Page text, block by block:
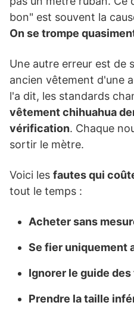
bon" est souvent la
On se trompe
Une autre erreur est de
ancien vêtement d'une
l'a dit, les standards
vêtement chihuahua
vérification. Chaque
sortir le mètre.
Voici les fautes qui
tout le temps :
Acheter sans
Se fier uniquement
Ignorer le guide
Prendre la taille